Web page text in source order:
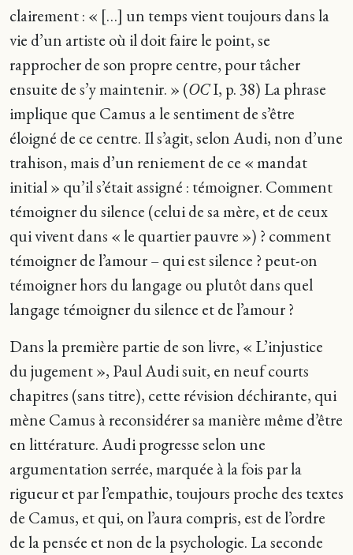
clairement : « […] un temps vient toujours dans la
vie d’un artiste où il doit faire le point, se
rapprocher de son propre centre, pour tâcher
ensuite de s’y maintenir. » (OCI, p. 38) La phrase
implique que Camus a le sentiment de s’être
éloigné de ce centre. Il s’agit, selon Audi, non d’une
trahison, mais d’un reniement de ce « mandat
initial » qu’il s’était assigné : témoigner. Comment
témoigner du silence (celui de sa mère, et de ceux
qui vivent dans « le quartier pauvre ») ? comment
témoigner de l’amour – qui est silence ? peut-on
témoigner hors du langage ou plutôt dans quel
langage témoigner du silence et de l’amour ?
Dans la première partie de son livre, « L’injustice
du jugement », Paul Audi suit, en neuf courts
chapitres (sans titre), cette révision déchirante, qui
mène Camus à reconsidérer sa manière même d’être
en littérature. Audi progresse selon une
argumentation serrée, marquée à la fois par la
rigueur et par l’empathie, toujours proche des textes
de Camus, et qui, on l’aura compris, est de l’ordre
de la pensée et non de la psychologie. La seconde